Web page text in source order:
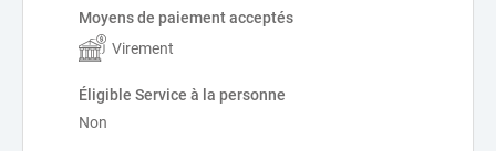
Moyens de paiement acceptés
Virement
Éligible Service à la personne
Non